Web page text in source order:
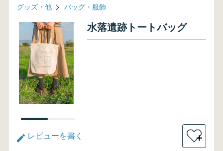
グッズ・他 バッグ・服飾
水落遺跡トートバッグ
レビューを書く ＋